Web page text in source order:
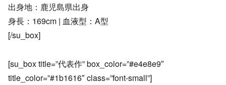
出身地：鹿児島県出身
身長：169cm | 血液型：A型
[/su_box]
[su_box title=”代表作” box_color=”#e4e8e9″
title_color=”#1b1616″ class=”font-small”]